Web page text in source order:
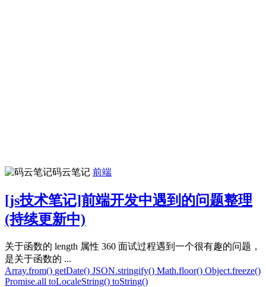
码云笔记 前端
[js技术笔记]前端开发中遇到的问题整理
(持续更新中)
关于函数的 length 属性 360 面试过程遇到一个很有趣的问题，
是关于函数的 ...
Array.from() getDate() JSON.stringify() Math.floor() Object.freeze()
Promise.all toLocaleString() toString()